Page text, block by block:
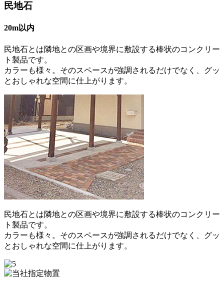
民地石
20m以内
民地石とは隣地との区画や境界に敷設する棒状のコンクリー
ト製品です。
カラーも様々。そのスペースが強調されるだけでなく、グッ
とおしゃれな空間に仕上がります。
民地石とは隣地との区画や境界に敷設する棒状のコンクリー
ト製品です。
カラーも様々。そのスペースが強調されるだけでなく、グッ
とおしゃれな空間に仕上がります。